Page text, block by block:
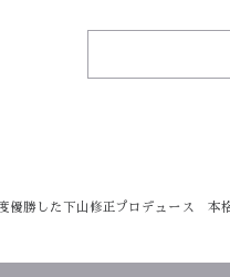
優勝した下山修正プロデュース 本